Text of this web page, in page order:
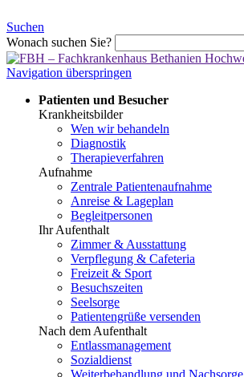
Suchen
Wonach suchen Sie?
Navigation überspringen
Patienten und Besucher
Krankheitsbilder
Wen wir behandeln
Diagnostik
Therapieverfahren
Aufnahme
Zentrale Patientenaufnahme
Anreise & Lageplan
Begleitpersonen
Ihr Aufenthalt
Zimmer & Ausstattung
Verpflegung & Cafeteria
Freizeit & Sport
Besuchszeiten
Seelsorge
Patientengrüße versenden
Nach dem Aufenthalt
Entlassmanagement
Sozialdienst
Weiterbehandlung und Nachsorge